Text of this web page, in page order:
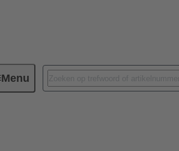
MenuConnectivity apparaat